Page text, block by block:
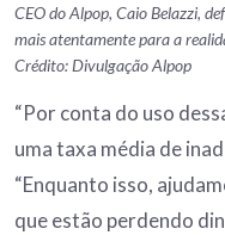
CEO do Alpop, Caio Belazzi,
mais atentamente para a
Crédito: Divulgação Alpop
“Por conta do uso
uma taxa média de
“Enquanto isso,
que estão perdendo